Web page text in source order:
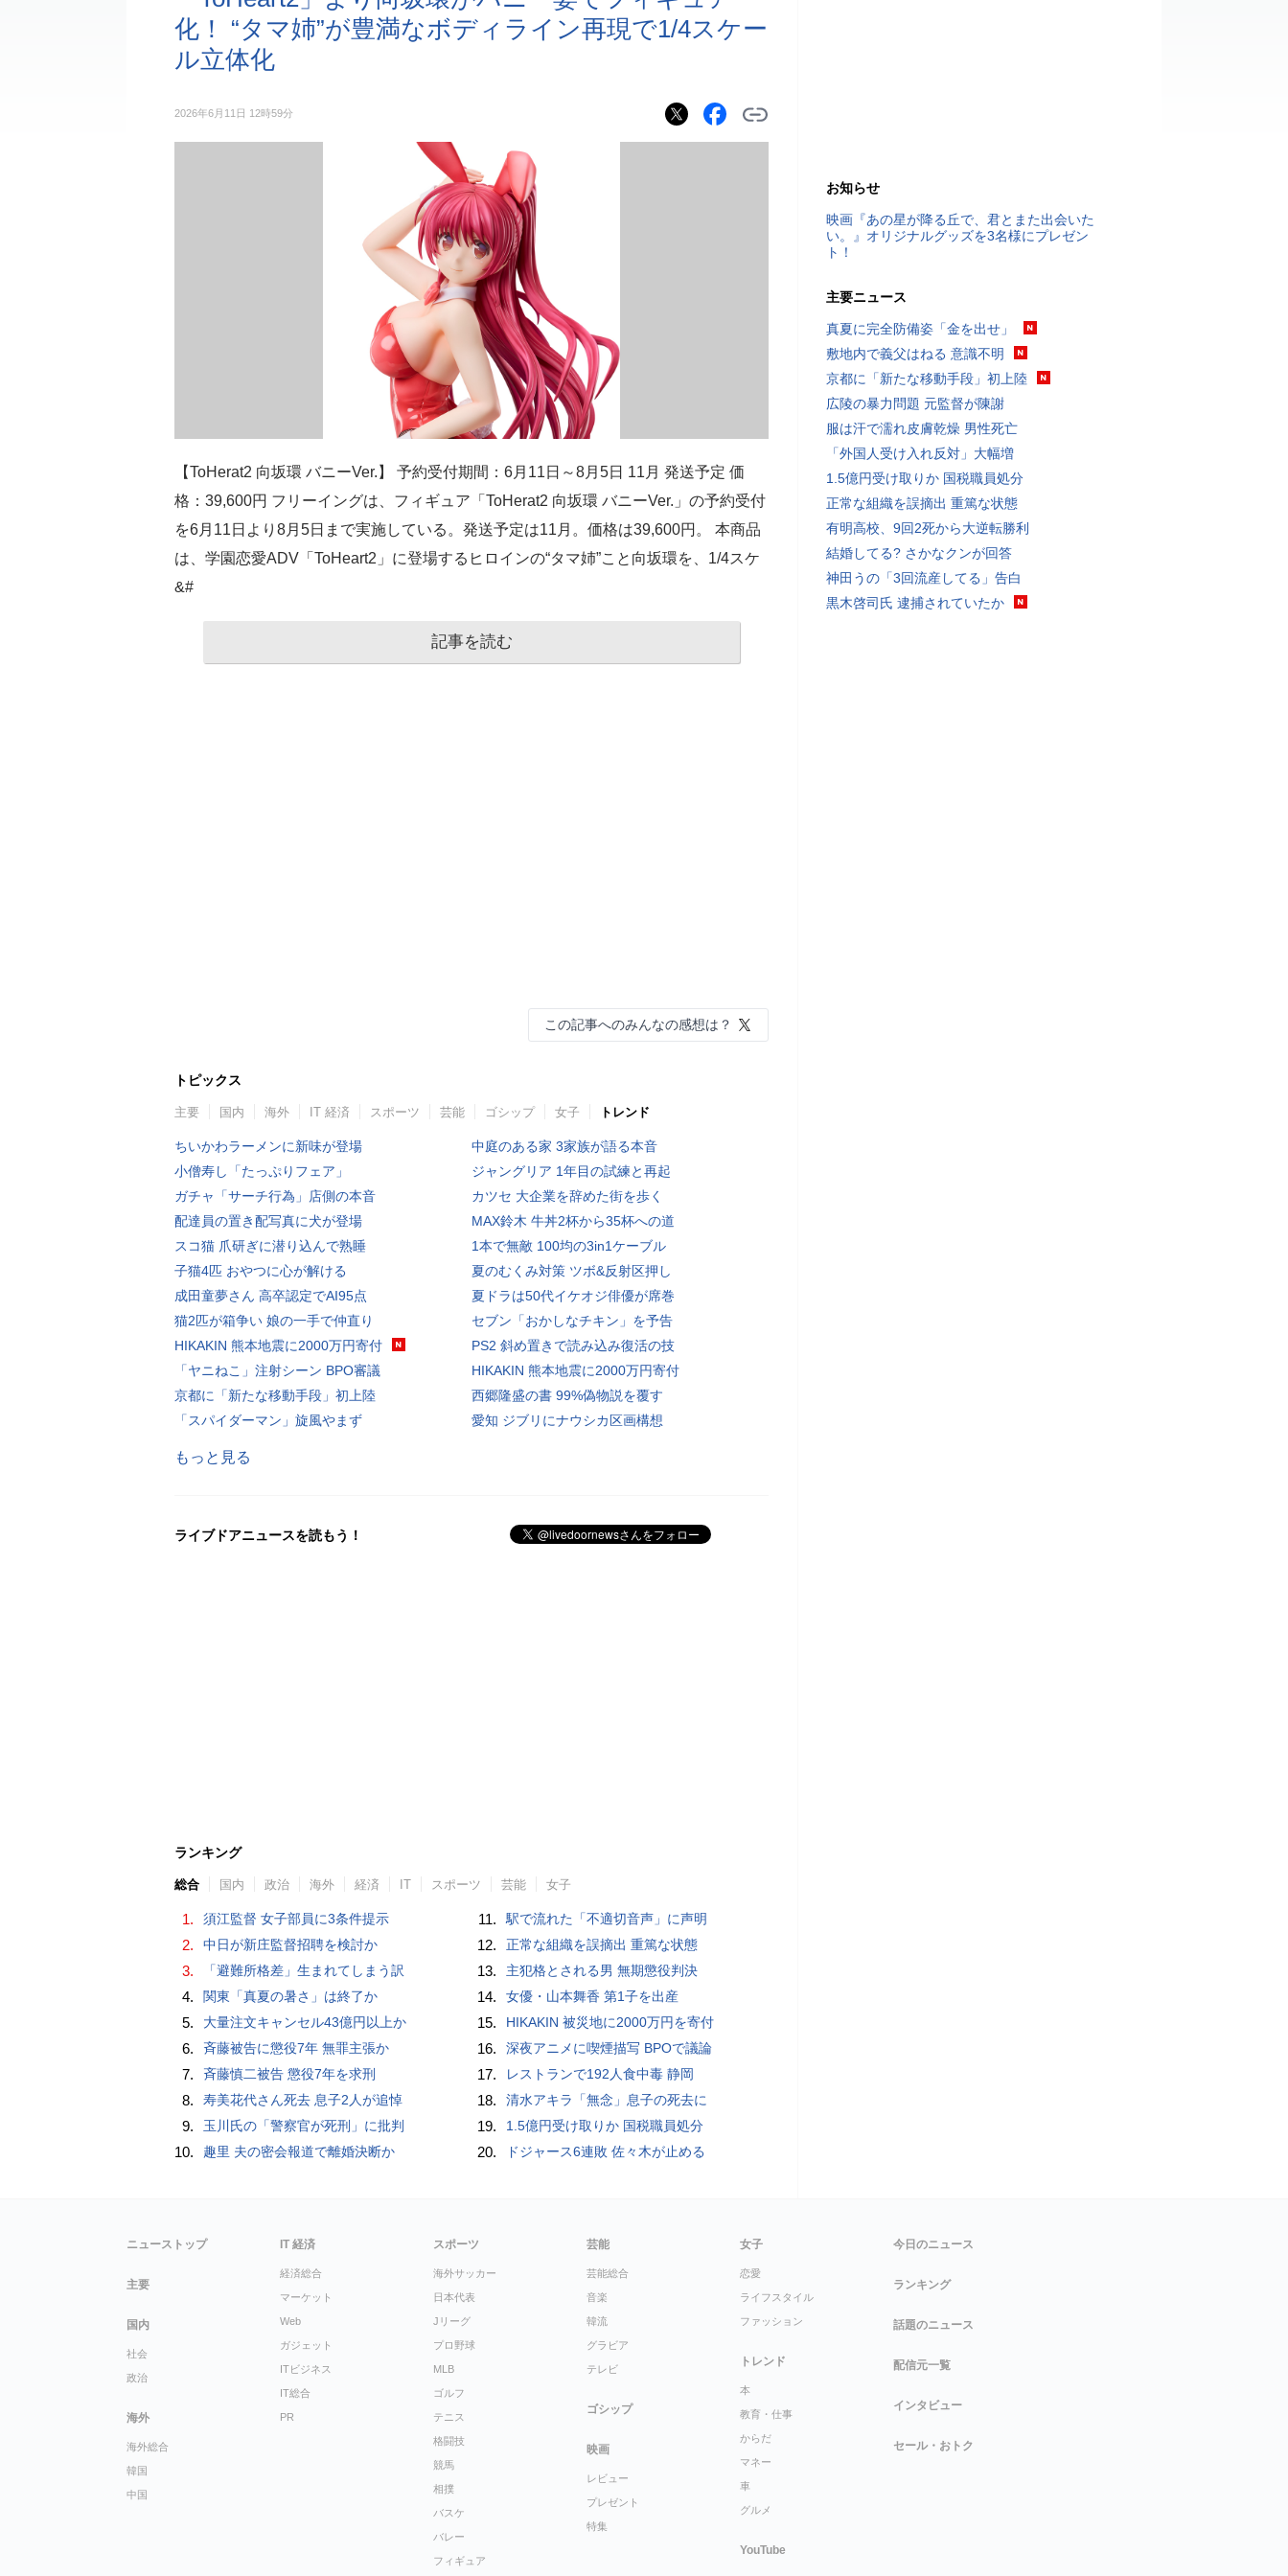
化！ “タマ姉”が豊満なボディライン再現で1/4スケー
ル立体化
2026年6月11日 12時59分
【ToHerat2 向坂環 バニーVer.】 予約受付期間：6月11日～8月5日 11月 発送予定 価
格：39,600円 フリーイングは、フィギュア「ToHerat2 向坂環 バニーVer.」の予約受付
を6月11日より8月5日まで実施している。発送予定は11月。価格は39,600円。 本商品
は、学園恋愛ADV「ToHeart2」に登場するヒロインの“タマ姉”こと向坂環を、1/4スケ
&#
記事を読む
この記事へのみんなの感想は？
トピックス
主要 国内 海外 IT 経済 スポーツ 芸能 ゴシップ 女子 トレンド
ちいかわラーメンに新味が登場
小僧寿し「たっぷりフェア」
ガチャ「サーチ行為」店側の本音
配達員の置き配写真に犬が登場
スコ猫 爪研ぎに潜り込んで熟睡
子猫4匹 おやつに心が解ける
成田童夢さん 高卒認定でAI95点
猫2匹が箱争い 娘の一手で仲直り
HIKAKIN 熊本地震に2000万円寄付
「ヤニねこ」注射シーン BPO審議
京都に「新たな移動手段」初上陸
「スパイダーマン」旋風やまず
中庭のある家 3家族が語る本音
ジャングリア 1年目の試練と再起
カツセ 大企業を辞めた街を歩く
MAX鈴木 牛丼2杯から35杯への道
1本で無敵 100均の3in1ケーブル
夏のむくみ対策 ツボ&反射区押し
夏ドラは50代イケオジ俳優が席巻
セブン「おかしなチキン」を予告
PS2 斜め置きで読み込み復活の技
HIKAKIN 熊本地震に2000万円寄付
西郷隆盛の書 99%偽物説を覆す
愛知 ジブリにナウシカ区画構想
もっと見る
ライブドアニュースを読もう！
ランキング
総合 国内 政治 海外 経済 IT スポーツ 芸能 女子
1. 須江監督 女子部員に3条件提示
2. 中日が新庄監督招聘を検討か
3. 「避難所格差」生まれてしまう訳
4. 関東「真夏の暑さ」は終了か
5. 大量注文キャンセル43億円以上か
6. 斉藤被告に懲役7年 無罪主張か
7. 斉藤慎二被告 懲役7年を求刑
8. 寿美花代さん死去 息子2人が追悼
9. 玉川氏の「警察官が死刑」に批判
10. 趣里 夫の密会報道で離婚決断か
11. 駅で流れた「不適切音声」に声明
12. 正常な組織を誤摘出 重篤な状態
13. 主犯格とされる男 無期懲役判決
14. 女優・山本舞香 第1子を出産
15. HIKAKIN 被災地に2000万円を寄付
16. 深夜アニメに喫煙描写 BPOで議論
17. レストランで192人食中毒 静岡
18. 清水アキラ「無念」息子の死去に
19. 1.5億円受け取りか 国税職員処分
20. ドジャース6連敗 佐々木が止める
お知らせ
映画『あの星が降る丘で、君とまた出会いた
い。』オリジナルグッズを3名様にプレゼン
ト！
主要ニュース
真夏に完全防備姿「金を出せ」
敷地内で義父はねる 意識不明
京都に「新たな移動手段」初上陸
広陵の暴力問題 元監督が陳謝
服は汗で濡れ皮膚乾燥 男性死亡
「外国人受け入れ反対」大幅増
1.5億円受け取りか 国税職員処分
正常な組織を誤摘出 重篤な状態
有明高校、9回2死から大逆転勝利
結婚してる? さかなクンが回答
神田うの「3回流産してる」告白
黒木啓司氏 逮捕されていたか
ニューストップ
主要
国内
社会
政治
海外
海外総合
韓国
中国
IT 経済
経済総合
マーケット
Web
ガジェット
ITビジネス
IT総合
PR
スポーツ
海外サッカー
日本代表
Jリーグ
プロ野球
MLB
ゴルフ
テニス
格闘技
競馬
相撲
バスケ
バレー
フィギュア
芸能
芸能総合
音楽
韓流
グラビア
テレビ
ゴシップ
映画
レビュー
プレゼント
特集
女子
恋愛
ライフスタイル
ファッション
トレンド
本
教育・仕事
からだ
マネー
車
グルメ
YouTube
今日のニュース
ランキング
話題のニュース
配信元一覧
インタビュー
セール・おトク